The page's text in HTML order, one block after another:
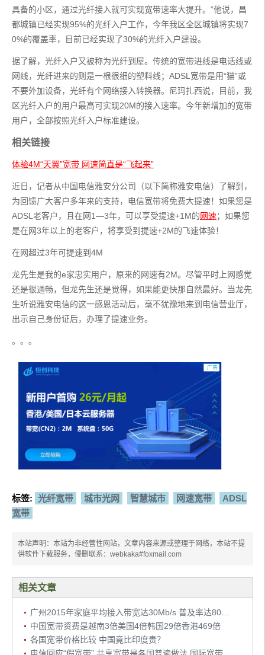
具备的小区，通过光纤接入就可实现宽带速率大提升。”他说，昌
都城镇已经实现95%的光纤入户工作，今年我区全区城镇将实现7
0%的覆盖率，目前已经实现了30%的光纤入户建设。
据了解，光纤入户又被称为光纤到屋。传统的宽带进线是电话线或
网线，光纤进来的则是一根很细的塑料线；ADSL宽带是用“猫”或
不要外加设备，光纤有个网络接入转换器。尼玛扎西说，目前，我
区光纤入户的用户最高可实现20M的接入速率。今年新增加的宽带
用户，全部按照光纤入户标准建设。
相关链接
体验4M“天翼”宽带 网速简直是“飞起来”
近日，记者从中国电信雅安分公司（以下简称雅安电信）了解到，
为回馈广大客户多年来的支持，电信宽带将免费大提速！如果您是
ADSL老客户，且在网1—3年，可以享受提速+1M的网速；如果您
是在网3年以上的老客户，将享受到提速+2M的飞速体验！
在网超过3年可提速到4M
龙先生是我的e家忠实用户，原来的网速有2M。尽管平时上网感觉
还是很通畅，但龙先生还是觉得，如果能更快那自然最好。当龙先
生听说雅安电信的这一感恩活动后，毫不犹豫地来到电信营业厅，
出示自己身份证后，办理了提速业务。
。。。
标签: 光纤宽带 城市光网 智慧城市 网速宽带
ADSL
宽带
本站声明：本站为非经营性网站，文章内容来源或整理于网络，本站不提
供软件下载服务，侵删联系：webkaka#foxmail.com
相关文章
中国宽带资费是越南3倍美国4倍韩国29倍香港469倍
各国宽带价格比较 中国竟比印度贵？